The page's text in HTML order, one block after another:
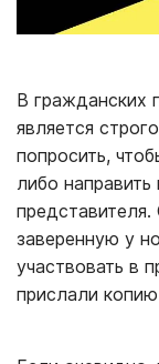
В гражданских
является
попросить,
либо
заверенную у
участвовать в
прислали